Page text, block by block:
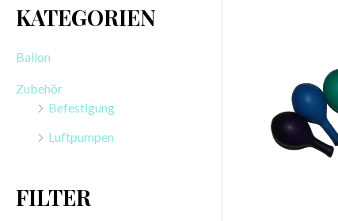
h
n
KATEGORIEN
Ballon
Zubehör
Befestigung
Luftpumpen
FILTER